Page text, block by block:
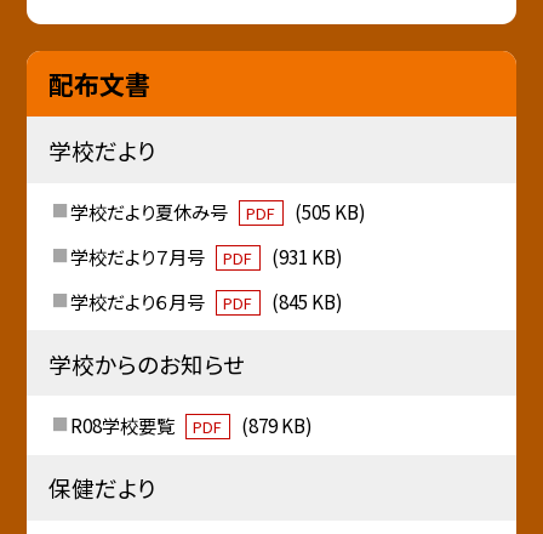
配布文書
学校だより
学校だより夏休み号 PDF
(505 KB)
学校だより７月号
PDF
(931 KB)
学校だより６月号
PDF (845 KB)
学校からのお知らせ
R08学校要覧 PDF (879 KB)
保健だより